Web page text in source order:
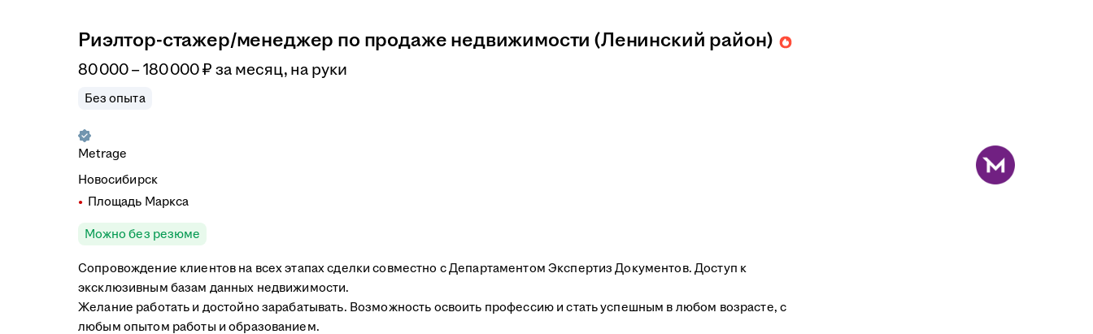
Риэлтор-стажер/менеджер по продаже недвижимости (Ленинский район)
80 000–180 000₽ за месяц, на руки
Без опыта
Metrage
Новосибирск
Площадь Маркса
Можно без резюме
Сопровождение клиентов на всех этапах сделки совместно с Департаментом Экспертиз Документов. Доступ к
эксклюзивным базам данных недвижимости.
Желание работать и достойно зарабатывать. Возможность освоить профессию и стать успешным в любом возрасте, с
любым опытом работы и образованием.